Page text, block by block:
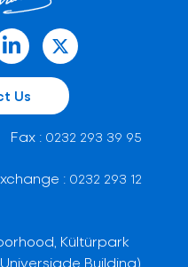
Us
Fax : 0232 293 39 95
: 0232 293 12
Kültürpark
Building)